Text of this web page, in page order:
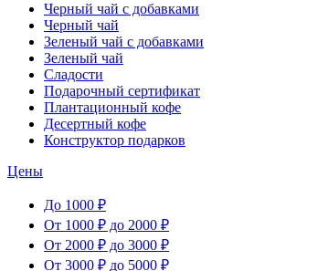
Черный чай с добавками
Черный чай
Зеленый чай с добавками
Зеленый чай
Сладости
Подарочный сертификат
Плантационный кофе
Десертный кофе
Конструктор подарков
Цены
До 1000 ₽
От 1000 ₽ до 2000 ₽
От 2000 ₽ до 3000 ₽
От 3000 ₽ до 5000 ₽